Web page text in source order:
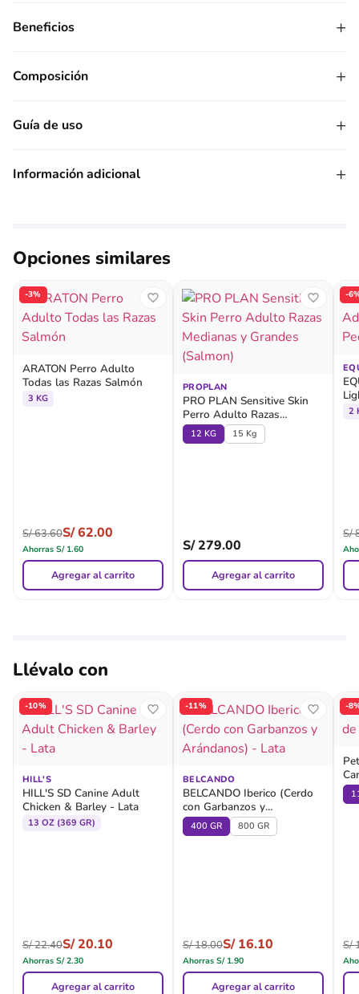
Beneficios +
Composición +
Guía de uso +
Información adicional +
Opciones similares
-3%
ARATON Perro Adulto
Todas las Razas Salmón
3 KG
S/63.60S/62.00
Ahorras S/1.60
Agregar al carrito
PROPLAN
PRO PLAN Sensitive Skin
Perro Adulto Razas
Medianas y Grandes
(Salmon)
12 KG 15 Kg
S/279.00
Agregar al carrito
-
2
S/
Llévalo con
-10%
HILL'S
HILL'S SD Canine Adult
Chicken & Barley - Lata
13 OZ (369 GR)
S/22.40S/20.10
Ahorras S/2.30
Agregar al carrito
-11%
BELCANDO
BELCANDO Iberico (Cerdo
con Garbanzos y
Arándanos) - Lata
400 GR 800 GR
S/18.00S/16.10
Ahorras S/1.90
Agregar al carrito
-
S/